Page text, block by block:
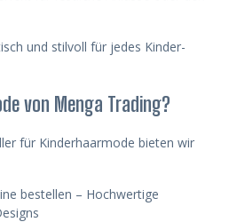
und stilvoll für jedes Kinder-
von Menga Trading?
für Kinderhaarmode bieten wir
bestellen – Hochwertige